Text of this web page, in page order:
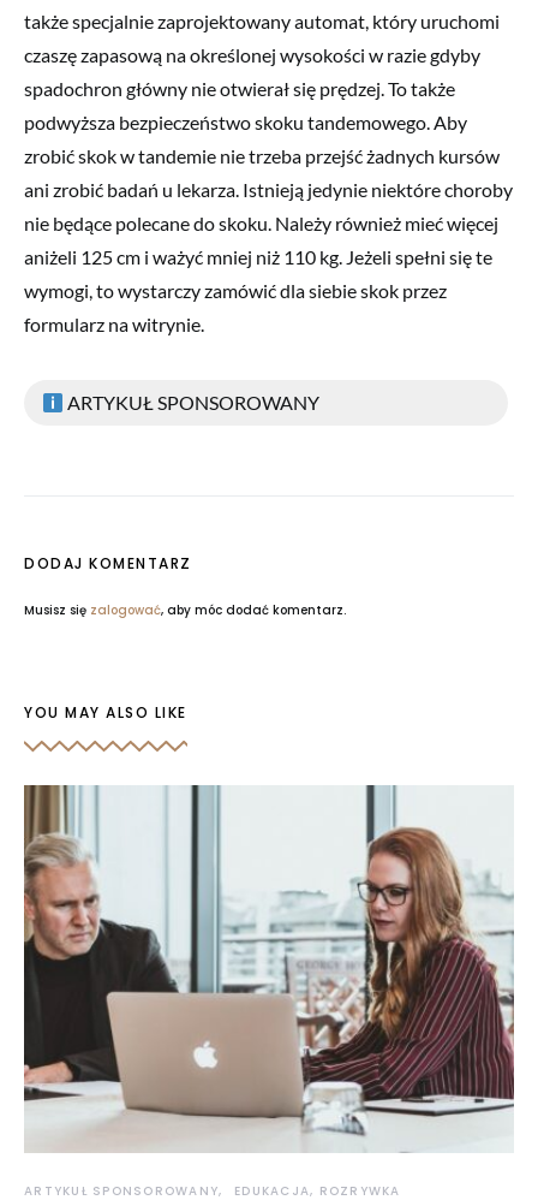
także specjalnie zaprojektowany automat, który uruchomi
czaszę zapasową na określonej wysokości w razie gdyby
spadochron główny nie otwierał się prędzej. To także
podwyższa bezpieczeństwo skoku tandemowego. Aby
zrobić skok w tandemie nie trzeba przejść żadnych kursów
ani zrobić badań u lekarza. Istnieją jedynie niektóre choroby
nie będące polecane do skoku. Należy również mieć więcej
aniżeli 125 cm i ważyć mniej niż 110 kg. Jeżeli spełni się te
wymogi, to wystarczy zamówić dla siebie skok przez
formularz na witrynie.
ARTYKUŁ SPONSOROWANY
DODAJ KOMENTARZ
Musisz się zalogować, aby móc dodać komentarz.
YOU MAY ALSO LIKE
ARTYKUŁ SPONSOROWANY EDUKACJA, ROZRYWKA